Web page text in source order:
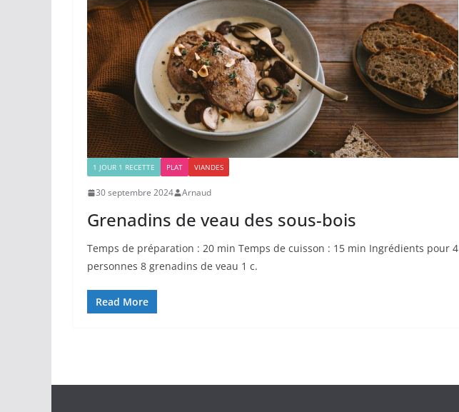
1 JOUR 1 RECETTE PLAT VIANDES
30 septembre 2024 Arnaud
Grenadins de veau des sous-bois
Temps de préparation : 20 min Temps de cuisson : 15 min Ingrédients pour 4
personnes 8 grenadins de veau 1 c.
Read More